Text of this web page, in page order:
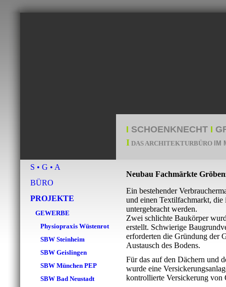
I SCHOENKNECHT I
I DAS ARCHITEKTURBÜRO M
S • G • A
BÜRO
PROJEKTE
GEWERBE
Physiopraxis Wüstenrot
SBW Steinheim
SBW Geislingen
SBW München PEP
SBW Bad Neustadt
Neubau Fachmärkte
Ein bestehender
und einen Textilfachmarkt, die
untergebracht werden.
Zwei schlichte Baukörper
erstellt. Schwierige
erforderten die Gründung der
Austausch des Bodens.
Für das auf den Dächern und
wurde eine
kontrollierte Versickerung von